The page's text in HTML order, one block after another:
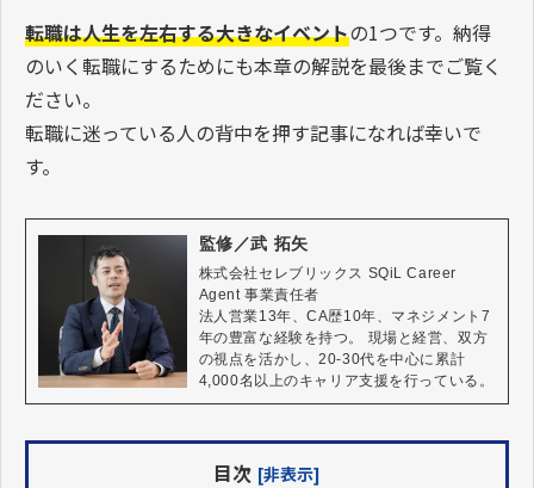
転職は人生を左右する大きなイベントの1つです。納得
のいく転職にするためにも本章の解説を最後までご覧く
ださい。
転職に迷っている人の背中を押す記事になれば幸いで
す。
監修／武 拓矢
株式会社セレブリックス SQiL Career
Agent 事業責任者
法人営業13年、CA歴10年、マネジメント7
年の豊富な経験を持つ。 現場と経営、双方
の視点を活かし、20-30代を中心に累計
4,000名以上のキャリア支援を行っている。
目次 [非表示]